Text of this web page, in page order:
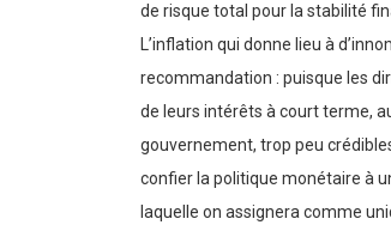
de risque total pour la stabilité
L’inflation qui donne lieu à
recommandation : puisque les
de leurs intérêts à court terme,
gouvernement, trop peu
confier la politique monétaire à
laquelle on assignera comme